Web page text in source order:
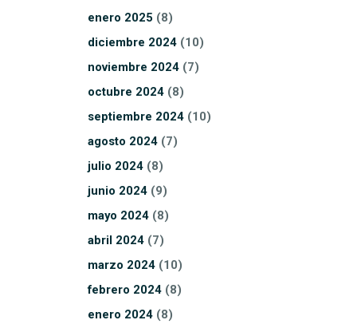
enero 2025 (8)
diciembre 2024 (10)
noviembre 2024 (7)
octubre 2024 (8)
septiembre 2024 (10)
agosto 2024 (7)
julio 2024 (8)
junio 2024 (9)
mayo 2024 (8)
abril 2024 (7)
marzo 2024 (10)
febrero 2024 (8)
enero 2024 (8)